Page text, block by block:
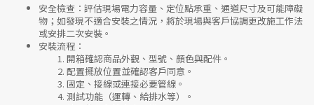
安全檢查 ：評估現場電力容量、定位點承重、通道尺寸及可能障礙
物；如發現不適合安裝之情況，將於現場與客戶協調更改施工作法
或安排二次安裝。
安裝流程 ：
開箱確認商品外觀、型號、顏色與配件。
配置擺放位置並確認客戶同意。
固定、接線或連接必要管線。
測試功能（運轉、給排水等）。